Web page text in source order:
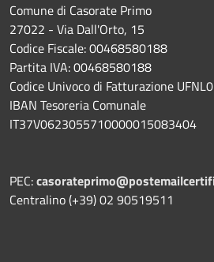
Comune di Casorate Primo
27022 - Via Dall'Orto, 15
Codice Fiscale: 00468580188
Partita IVA: 00468580188
Codice Univoco di Fatturazione
IBAN Tesoreria Comunale
IT37V0623055710000015083404
PEC:
Centralino (+39) 02 90519511